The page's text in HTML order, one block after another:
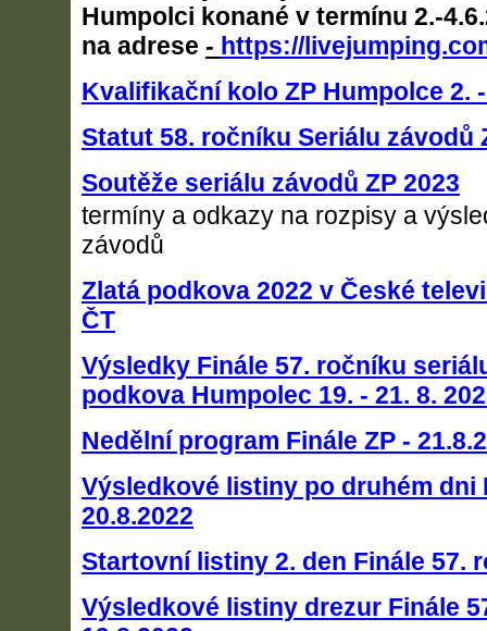
Humpolci konané v termínu 2.-
na adrese - https://
Kvalifikační kolo ZP Humpolce 2.
Statut 58. ročníku Seriálu závodů
Soutěže seriálu závodů ZP 2023
termíny a odkazy na rozpisy a
závodů
Zlatá podkova 2022 v České
ČT
Výsledky Finále 57. ročníku
podkova Humpolec 19. - 21. 8.
Nedělní program Finále ZP -
Výsledkové listiny po druhém dni
20.8.2022
Startovní listiny 2. den Finále 57.
Výsledkové listiny drezur Finále